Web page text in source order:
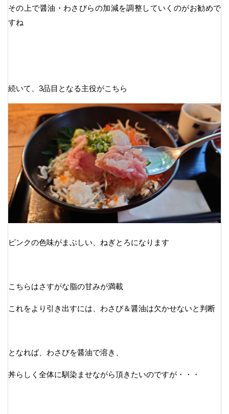
その上で醤油・わさびらの加減を調整していくのがお勧めで
すね
続いて、3品目となる主役がこちら
ピンクの色味がまぶしい、ねぎとろになります
こちらはさすがな脂の甘みが満載
これをより引き出すには、わさび＆醤油は欠かせないと判断
となれば、わさびを醤油で溶き、
丼らしく全体に馴染ませながら頂きたいのですが・・・